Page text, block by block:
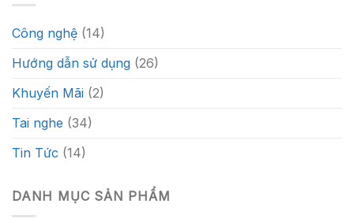
Công nghệ (14)
Hướng dẫn sử dụng (26)
Khuyến Mãi (2)
Tai nghe (34)
Tin Tức (14)
DANH MỤC SẢN PHẨM